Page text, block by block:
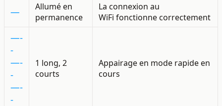
—
Allumé en
permanence
La connexion au
WiFi fonctionne correctement
—-
-
—-
-
—-
-
1 long, 2
courts
Appairage en mode rapide en
cours